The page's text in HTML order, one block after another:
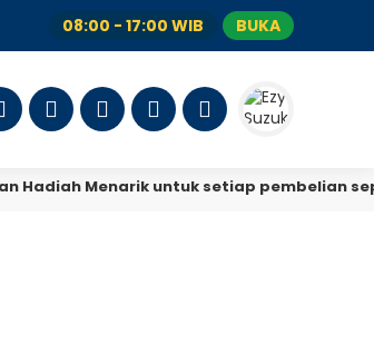
08:00 - 17:00 WIB BUKA
Menarik untuk setiap pembelian